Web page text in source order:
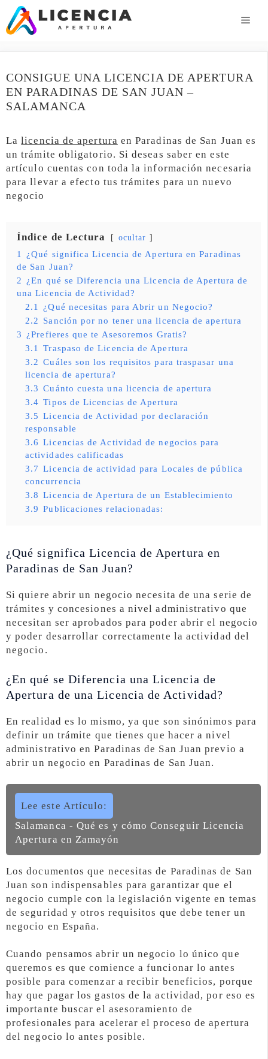
Saltar
contenido
CONSIGUE UNA LICENCIA DE APERTURA
EN PARADINAS DE SAN JUAN –
SALAMANCA
Lalicencia de apertura en Paradinas de San Juan es
un trámite obligatorio. Si deseas saber en este
artículo cuentas con toda la información necesaria
para llevar a efecto tus trámites para un nuevo
negocio
Índice de Lectura ocultar
1
¿Qué significa Licencia de Apertura en Paradinas
de San Juan?
2 ¿En qué se Diferencia una Licencia de Apertura de
una Licencia de Actividad?
2.1
¿Qué necesitas para Abrir un Negocio?
2.2 Sanción por no tener una licencia de apertura
3 ¿Prefieres que te Asesoremos Gratis?
3.1
Traspaso de Licencia de Apertura
3.2 Cuáles son los requisitos para traspasar una
licencia de apertura?
3.3 Cuánto cuesta una licencia de apertura
3.4 Tipos de Licencias de Apertura
3.5 Licencia de Actividad por declaración
responsable
3.6 Licencias de Actividad de negocios para
actividades calificadas
3.7 Licencia de actividad para Locales de pública
concurrencia
3.8 Licencia de Apertura de un Establecimiento
3.9 Publicaciones relacionadas:
¿Qué significa Licencia de Apertura en
Paradinas de San Juan?
Si quiere abrir un negocio necesita de una serie de
trámites y concesiones a nivel administrativo que
necesitan ser aprobados para poder abrir el negocio
y poder desarrollar correctamente la actividad del
negocio.
¿En qué se Diferencia una Licencia de
Apertura de una Licencia de Actividad?
En realidad es lo mismo, ya que son sinónimos para
definir un trámite que tienes que hacer a nivel
administrativo en Paradinas de San Juan previo a
abrir un negocio en Paradinas de San Juan.
Lee este Artículo:
Salamanca - Qué es y cómo Conseguir Licencia
Apertura en Zamayón
Los documentos que necesitas de Paradinas de San
Juan son indispensables para garantizar que el
negocio cumple con la legislación vigente en temas
de seguridad y otros requisitos que debe tener un
negocio en España.
Cuando pensamos abrir un negocio lo único que
queremos es que comience a funcionar lo antes
posible para comenzar a recibir beneficios, porque
hay que pagar los gastos de la actividad, por eso es
importante buscar el asesoramiento de
profesionales para acelerar el proceso de apertura
del negocio lo antes posible.